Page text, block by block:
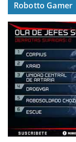
Robotto Gamer